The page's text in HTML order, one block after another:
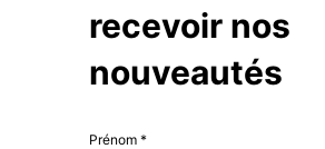
recevoir nos
nouveautés
Prénom*